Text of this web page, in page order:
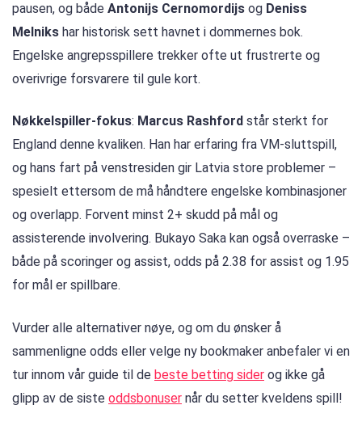
pausen, og både Antonijs Cernomordijs og Deniss
Melniks har historisk sett havnet i dommernes bok.
Engelske angrepsspillere trekker ofte ut frustrerte og
overivrige forsvarere til gule kort.
Nøkkelspiller-fokus: Marcus Rashford står sterkt for
England denne kvaliken. Han har erfaring fra VM-sluttspill,
og hans fart på venstresiden gir Latvia store problemer –
spesielt ettersom de må håndtere engelske kombinasjoner
og overlapp. Forvent minst 2+ skudd på mål og
assisterende involvering. Bukayo Saka kan også overraske –
både på scoringer og assist, odds på 2.38 for assist og 1.95
for mål er spillbare.
Vurder alle alternativer nøye, og om du ønsker å
sammenligne odds eller velge ny bookmaker anbefaler vi en
tur innom vår guide til de beste betting sider og ikke gå
glipp av de siste oddsbonuser når du setter kveldens spill!